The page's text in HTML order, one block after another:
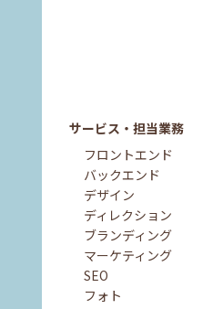
サービス・担当業務
フロントエンド
バックエンド
デザイン
ディレクション
ブランディング
マーケティング
SEO
フォト